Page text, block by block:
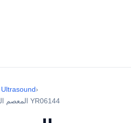
›
المعصم البيطرية الموجات فوق الصوتية YR06144